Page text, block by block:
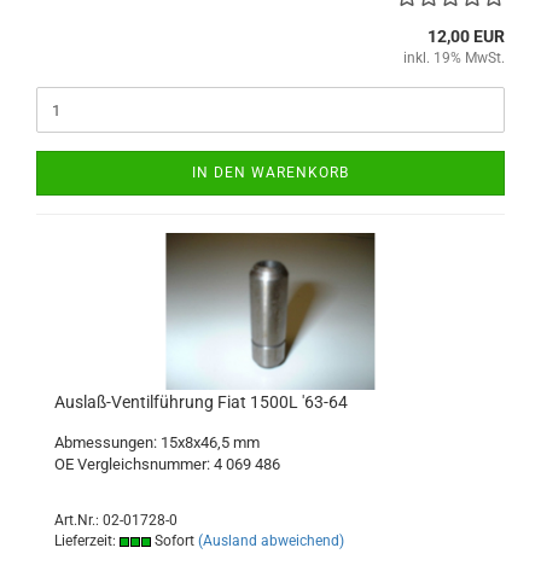
12,00 EUR
inkl. 19% MwSt.
IN DEN WARENKORB
Auslaß-Ventilführung Fiat 1500L '63-64
Abmessungen: 15x8x46,5 mm
OE Vergleichsnummer: 4 069 486
Art.Nr.: 02-01728-0
Lieferzeit:
Sofort (Ausland abweichend)